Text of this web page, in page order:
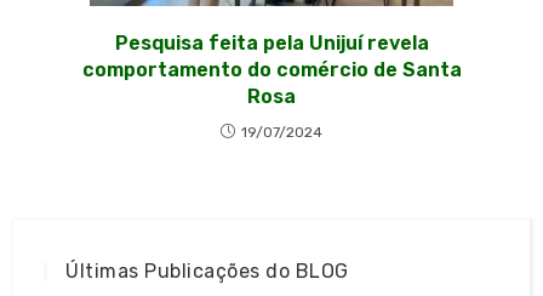
Pesquisa feita pela Unijuí revela
comportamento do comércio de Santa
Rosa
19/07/2024
Últimas Publicações do BLOG